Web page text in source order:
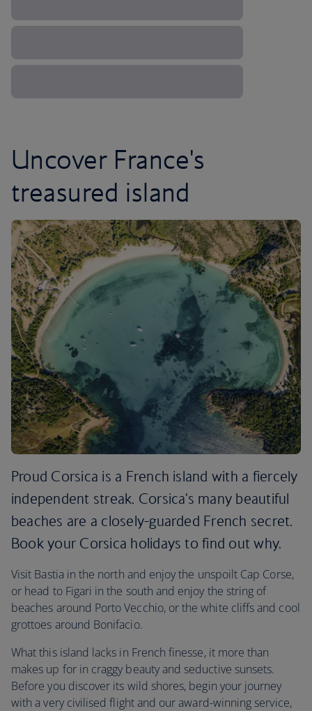
Uncover France's
treasured island
Proud Corsica is a French island with a fiercely
independent streak. Corsica's many beautiful
beaches are a closely-guarded French secret.
Book your Corsica holidays to find out why.
Visit Bastia in the north and enjoy the unspoilt Cap Corse,
or head to Figari in the south and enjoy the string of
beaches around Porto Vecchio, or the white cliffs and cool
grottoes around Bonifacio.
What this island lacks in French finesse, it more than
makes up for in craggy beauty and seductive sunsets.
Before you discover its wild shores, begin your journey
with a very civilised flight and our award-winning service,